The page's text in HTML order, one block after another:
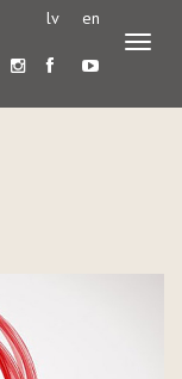
lv en